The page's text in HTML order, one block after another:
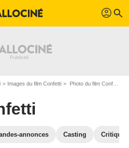
profil search
Images du film Confetti Photo du film Confetti - Photo 2
annonces Casting